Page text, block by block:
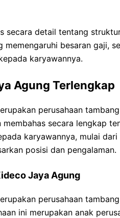
secara detail tentang
besaran gaji,
karyawannya.
Agung Terlengkap
perusahaan
membahas secara lengkap
karyawannya, mulai
posisi dan pengalaman.
Jaya Agung
perusahaan
ini merupakan anak